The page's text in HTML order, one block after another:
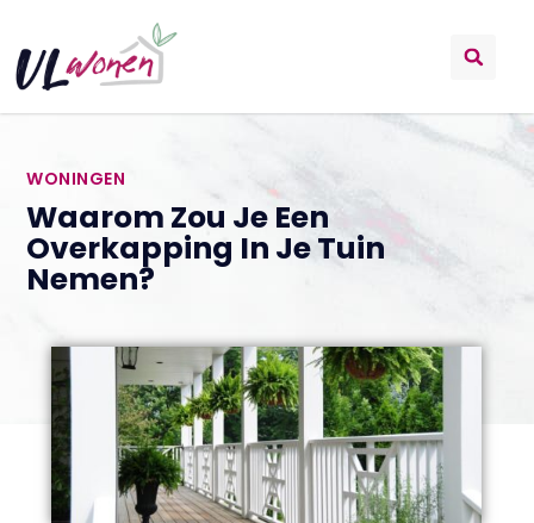
WONINGEN
Waarom Zou Je Een
Overkapping In Je Tuin
Nemen?